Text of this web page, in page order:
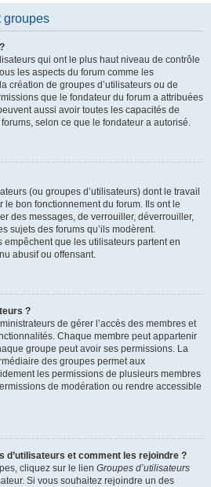
groupes
qui ont le plus haut niveau de contrôle
les aspects du forum comme les
création de groupes d’utilisateurs ou de
que le fondateur du forum a attribuées
aussi avoir toutes les capacités de
selon ce que le fondateur a autorisé.
(ou groupes d’utilisateurs) dont le travail
bon fonctionnement du forum. Ils ont le
des messages, de verrouiller, déverrouiller,
sujets des forums qu’ils modèrent.
que les utilisateurs partent en
abusif ou offensant.
?
de gérer l’accès des membres et
Chaque membre peut appartenir
groupe peut avoir ses permissions. La
des groupes permet aux
les permissions de plusieurs membres
de modération ou rendre accessible
d’utilisateurs et comment les rejoindre ?
cliquez sur le lien Groupes d’utilisateurs
Si vous souhaitez rejoindre un des